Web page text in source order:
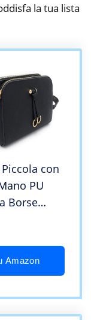
la tua lista
con
PU
Borse
Amazon